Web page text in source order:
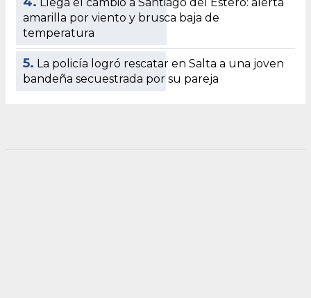
amarilla por viento y brusca baja de
temperatura
5. La policía logró rescatar en Salta a una joven
bandeña secuestrada por su pareja